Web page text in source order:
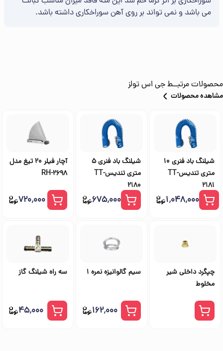
می باشد و نمی تواند بر روی آهن سوراخکاری داشته باشد.
محصولات مرتبــطجی اس تولز
مشاهده محصولات
شیلنگ باد فنری 10
متری تندیسTT-
2181
۱٬۰۴۸٬۰۰۰
شیلنگ باد فنری 5
متری تندیسTT-
2180
۶۷۵٬۰۰۰
آچار فیلر 20 تیغ مدل
RH-2698
۷۲۰٬۰۰۰
چپگرد داخلی شیر
مخلوط
سیم گالوانیزه نمره 1
۱۶۲٬۰۰۰
سه راه شیلنگ گاز
۴۵٬۰۰۰